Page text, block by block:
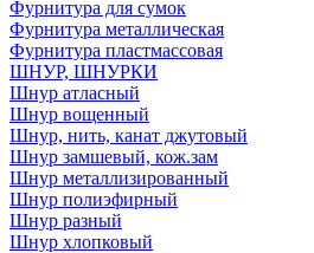
Фурнитура для сумок
Фурнитура металлическая
Фурнитура пластмассовая
ШНУР, ШНУРКИ
Шнур атласный
Шнур вощенный
Шнур, нить, канат джутовый
Шнур замшевый, кож.зам
Шнур металлизированный
Шнур полиэфирный
Шнур разный
Шнур хлопковый